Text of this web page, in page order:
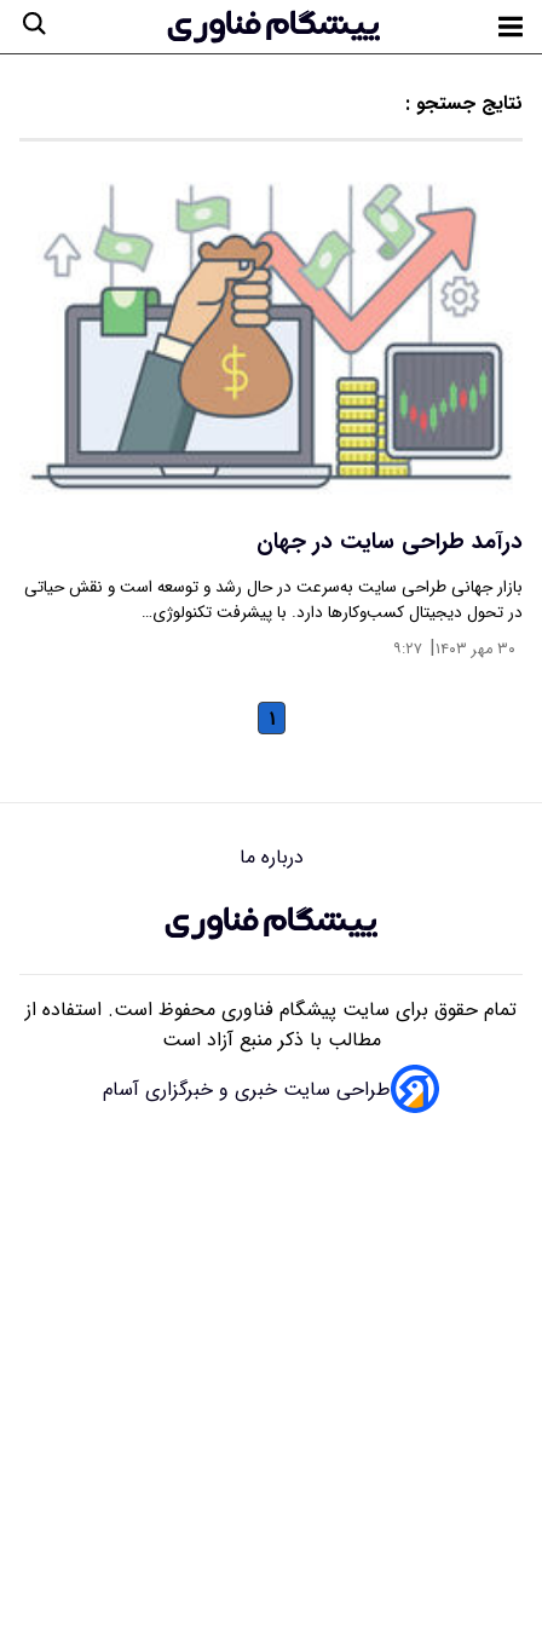
نتایج جستجو :
درآمد طراحی سایت در جهان
بازار جهانی طراحی سایت به‌سرعت در حال رشد و توسعه است و نقش حیاتی
در تحول دیجیتال کسب‌وکارها دارد. با پیشرفت تکنولوژی…
۳۰ مهر ۱۴۰۳ | ۹:۲۷
۱
درباره ما
تمام حقوق برای سایت پیشگام فناوری محفوظ است. استفاده از
مطالب با ذکر منبع آزاد است
طراحی سایت خبری و خبرگزاری آسام